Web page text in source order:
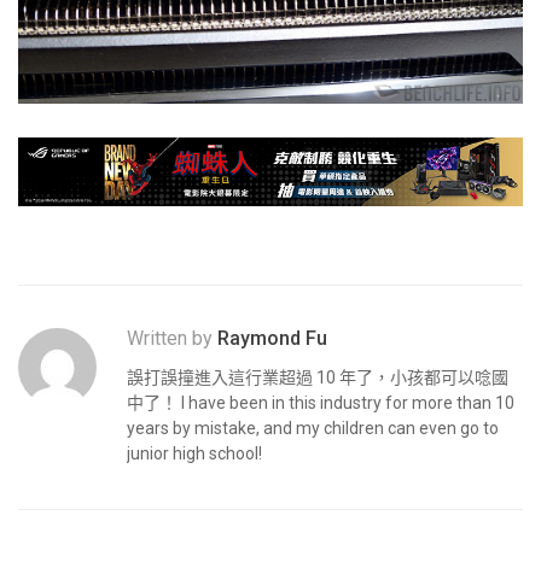
Written by Raymond Fu
誤打誤撞進入這行業超過 10 年了，小孩都可以唸國
中了！ I have been in this industry for more than 10
years by mistake, and my children can even go to
junior high school!